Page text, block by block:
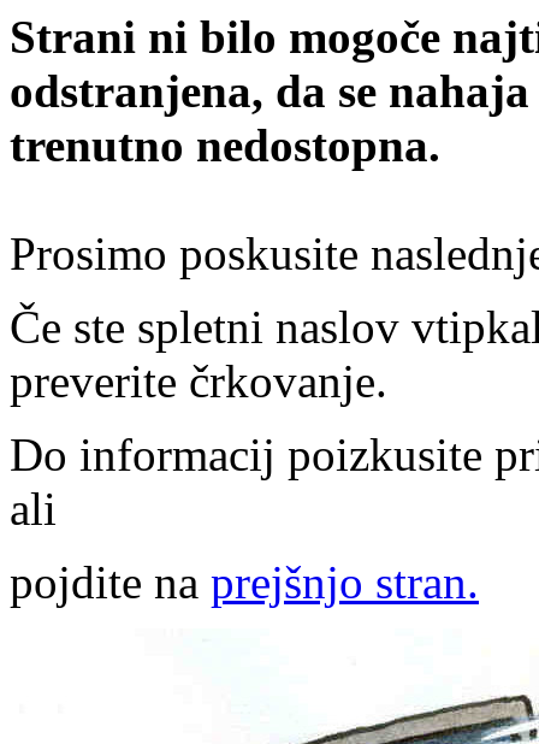
Strani ni bilo mogoče
odstranjena, da se
trenutno nedostopna.
Prosimo poskusite
Če ste spletni naslov
preverite črkovanje.
Do informacij poizkusite
ali
pojdite na prejšnjo stran.